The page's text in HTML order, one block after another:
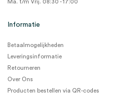
Ma. t/m Vrij. 08:30 - 17:00
Informatie
Betaalmogelijkheden
Leveringsinformatie
Retourneren
Over Ons
Producten bestellen via QR-codes